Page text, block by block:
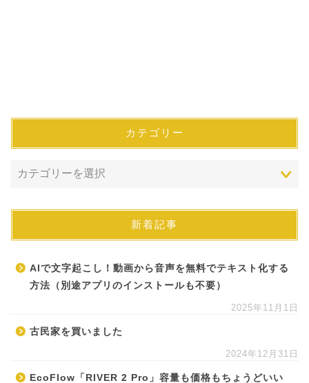
カテゴリー
新着記事
AIで文字起こし！動画から音声を無料でテキスト化する
方法（別途アプリのインストールも不要）
2025年11月1日
古民家を買いました
2024年12月31日
EcoFlow「RIVER 2 Pro」容量も価格もちょうどいい